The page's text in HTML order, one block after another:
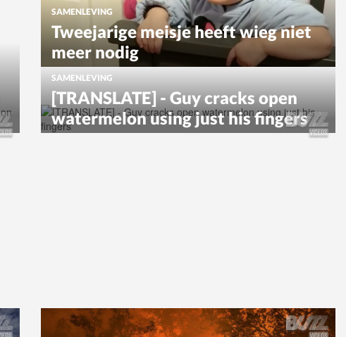
SAMENLEVING
Tweejarige meisje heeft wieg niet
meer nodig
SAMENLEVING
[TRANSLATE] - Guy cracks open
watermelon using just his fingers